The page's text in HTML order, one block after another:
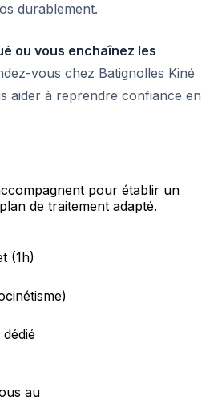
durablement.
ou vous enchaînez les
vous chez Batignolles Kiné
aider à reprendre confiance en
pour établir un
de traitement adapté.
(1h)
au